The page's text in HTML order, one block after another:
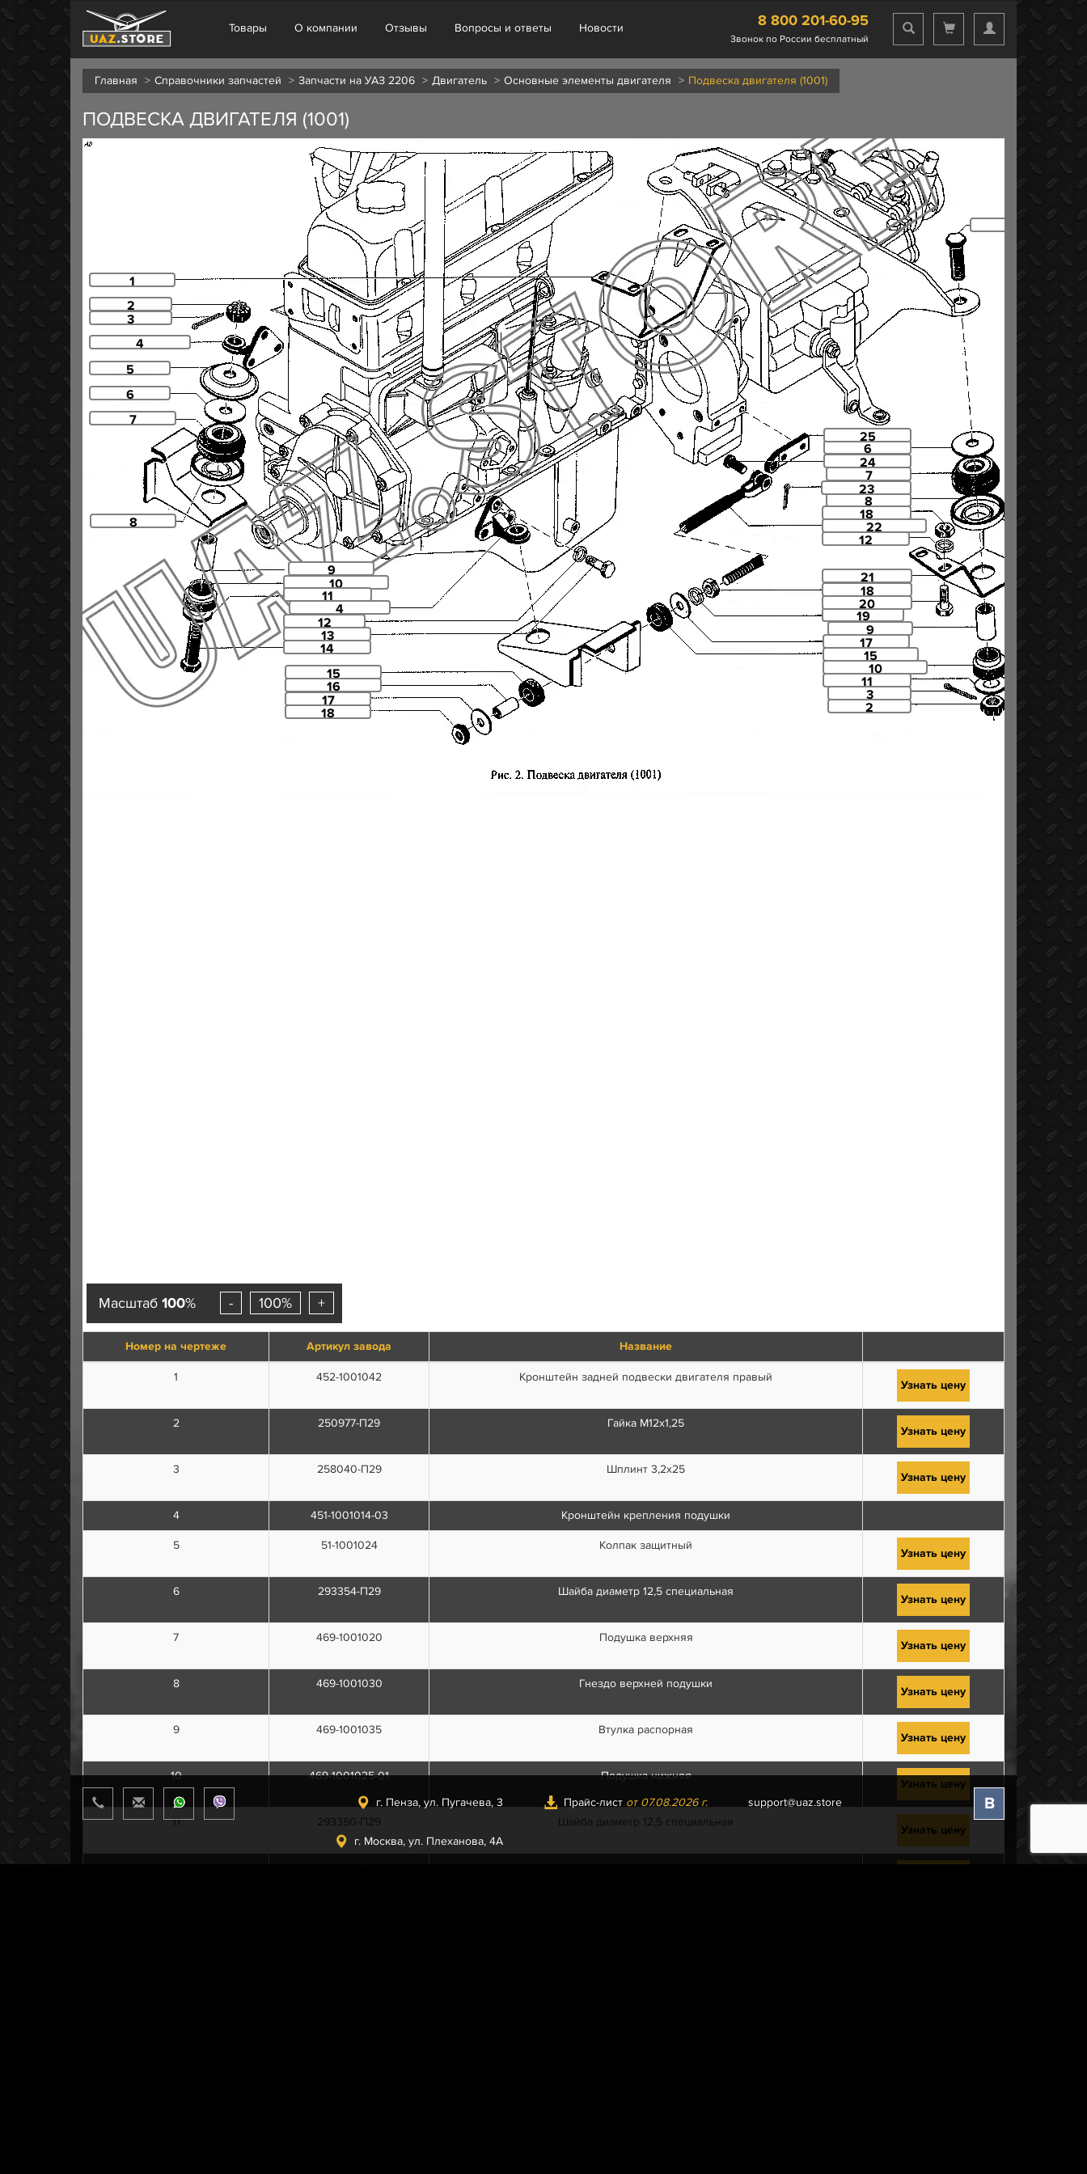
Товары О компании Отзывы Вопросы и ответы Новости 8 800 201-60-95
Звонок по России бесплатный
Главная Справочники запчастей Запчасти на УАЗ 2206 Двигатель Основные элементы двигателя Подвеска двигателя (1001)
ПОДВЕСКА ДВИГАТЕЛЯ (1001)
1
2
2
3
3
4
4
5
6
6
7
7
8
8
9
9
10
10
11
11
12
12
13
14
15
15
16
17
17
18
18
18
19
20
21
22
23
24
25
Масштаб 100% - 100% +
Номер на чертеже Артикул завода Название
1 452-1001042 Кронштейн задней подвески двигателя правый
Узнать цену
2 250977-П29 Гайка М12х1,25
Узнать цену
3 258040-П29 Шплинт 3,2х25
Узнать цену
4 451-1001014-03 Кронштейн крепления подушки
5 51-1001024 Колпак защитный
Узнать цену
6 293354-П29 Шайба диаметр 12,5 специальная
Узнать цену
7 469-1001020 Подушка верхняя
Узнать цену
8 469-1001030 Гнездо верхней подушки
Узнать цену
9 469-1001035 Втулка распорная
Узнать цену
10 469-1001025-01 Подушка нижняя
Узнать цену
11 293350-П29 Шайба диаметр 12,5 специальная
Узнать цену
г. Пенза, ул. Пугачева, 3
г. Москва, ул. Плеханова, 4А
Прайс-лист от 07.08.2026 г. support@uaz.store В